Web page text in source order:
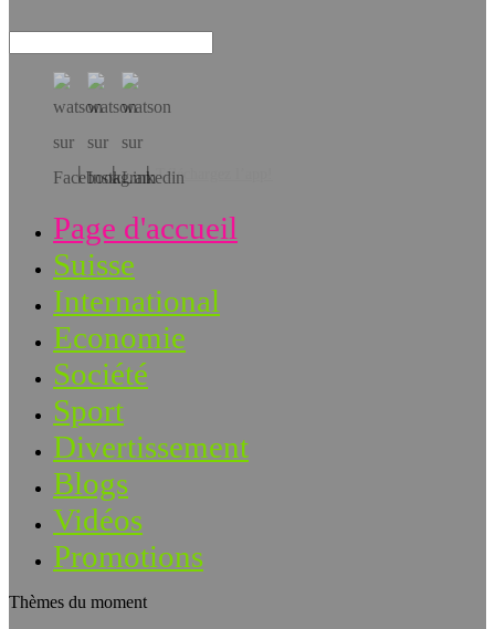
Téléchargez l’app!
Page d'accueil
Suisse
International
Economie
Société
Sport
Divertissement
Blogs
Vidéos
Promotions
Thèmes du moment